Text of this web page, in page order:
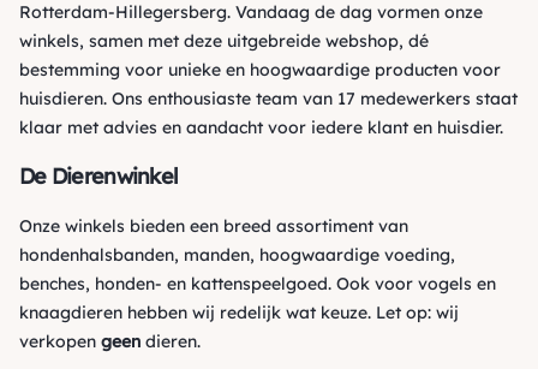
Rotterdam-Hillegersberg. Vandaag de dag vormen onze
winkels, samen met deze uitgebreide webshop, dé
bestemming voor unieke en hoogwaardige producten voor
huisdieren. Ons enthousiaste team van 17 medewerkers staat
klaar met advies en aandacht voor iedere klant en huisdier.
De Dierenwinkel
Onze winkels bieden een breed assortiment van
hondenhalsbanden, manden, hoogwaardige voeding,
benches, honden- en kattenspeelgoed. Ook voor vogels en
knaagdieren hebben wij redelijk wat keuze. Let op: wij
verkopen geen dieren.